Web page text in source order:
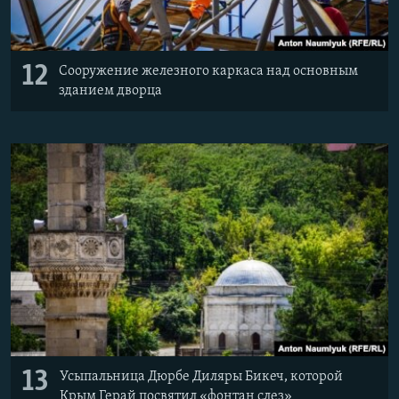
12
Сооружение железного каркаса над основным
зданием дворца
13
Усыпальница Дюрбе Диляры Бикеч, которой